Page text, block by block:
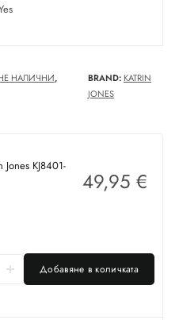
НАЛИЧНИ,
BRAND: KATRIN
JONES
Jones KJ8401-
49,95 €
Добавяне в количката